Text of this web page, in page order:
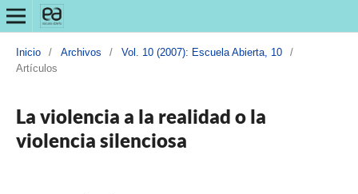
Inicio / Archivos / Vol. 10 (2007): Escuela Abierta, 10
/
Artículos
La violencia a la realidad o la
violencia silenciosa